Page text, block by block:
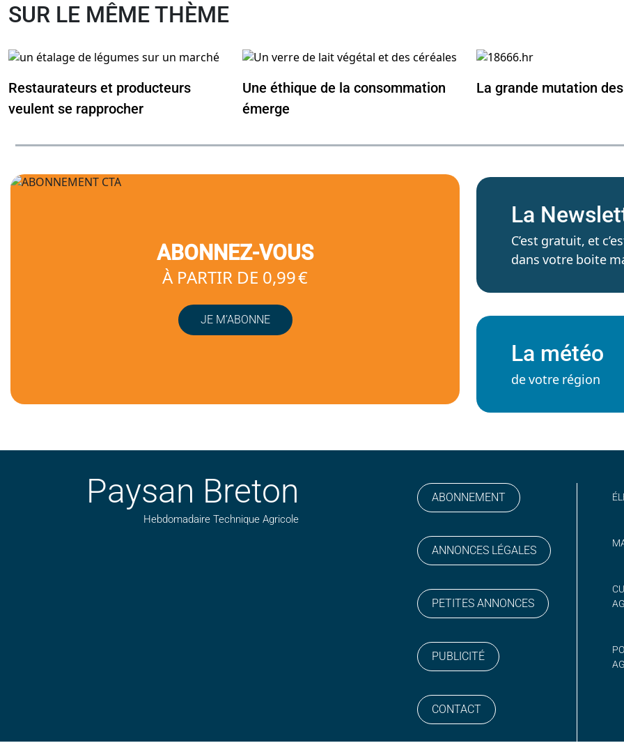
SUR LE MÊME THÈME
Restaurateurs et producteurs
veulent se rapprocher
Une éthique de la consommation
émerge
La grande mutation
ABONNEZ-VOUS
À PARTIR DE 0,99 €
JE M’ABONNE
La
C’est gratuit, et
dans votre boite
La météo
de votre région
Paysan Breton
Hebdomadaire Technique Agricole
ABONNEMENT
ANNONCES LÉGALES
PETITES ANNONCES
PUBLICITÉ
CONTACT